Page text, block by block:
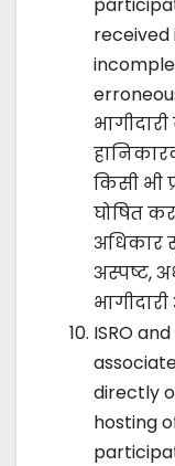
received
किसी भी
घोषित
अधिकार
अस्पष्ट,
ISRO
directly
hosting